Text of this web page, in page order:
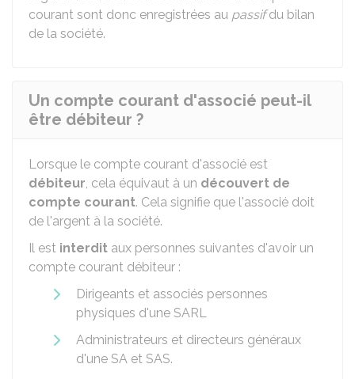
courant sont donc enregistrées au passifdu bilan
de la société.
Un compte courant d'associé peut-il
être débiteur ?
Lorsque le compte courant d'associé est
débiteur, cela équivaut à un découvert de
compte courant. Cela signifie que l'associé doit
de l'argent à la société.
Il est interdit aux personnes suivantes d'avoir un
compte courant débiteur :
Dirigeants et associés personnes
physiques d'une SARL
Administrateurs et directeurs généraux
d'une SA et SAS.